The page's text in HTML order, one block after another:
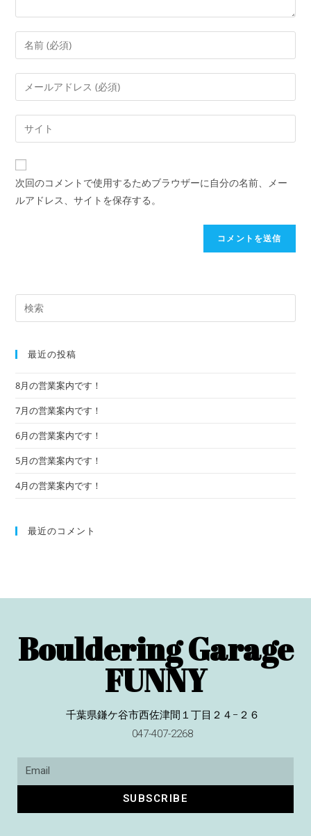
次回のコメントで使用するためブラウザーに自分の名前、メー
ルアドレス、サイトを保存する。
最近の投稿
8月の営業案内です！
7月の営業案内です！
6月の営業案内です！
5月の営業案内です！
4月の営業案内です！
最近のコメント
Bouldering Garage
FUNNY
千葉県鎌ケ谷市西佐津間１丁目２４−２６
047-407-2268
SUBSCRIBE